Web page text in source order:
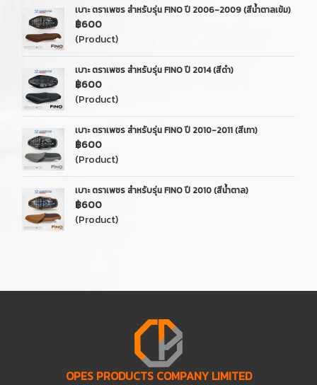
เบาะ ตราเพชร สำหรับรุ่น FINO ปี 2006-2009 (สีน้ำตาลเข้ม)
฿600
(Product)
เบาะ ตราเพชร สำหรับรุ่น FINO ปี 2014 (สีดำ)
฿600
(Product)
เบาะ ตราเพชร สำหรับรุ่น FINO ปี 2010-2011 (สีเทา)
฿600
(Product)
เบาะ ตราเพชร สำหรับรุ่น FINO ปี 2010 (สีน้ำตาล)
฿600
(Product)
OPES PRODUCTS COMPANY LIMITED